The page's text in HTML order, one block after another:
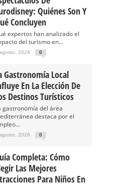
Quiénes Son Y
Concluyen
expertos han analizado el
del turismo en...
2026 0
Gastronomía Local
En La Elección De
Destinos Turísticos
gastronomía del área
destaca por el
2026 0
Completa: Cómo
Las Mejores
Para Niños En